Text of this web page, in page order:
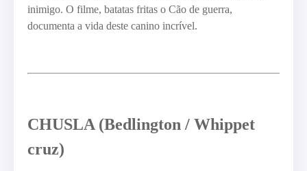
inimigo. O filme, batatas fritas o Cão de guerra,
documenta a vida deste canino incrível.
CHUSLA (Bedlington / Whippet
cruz)